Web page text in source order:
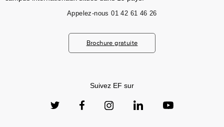
Appelez-nous 01 42 61 46 26
Brochure gratuite
Suivez EF sur